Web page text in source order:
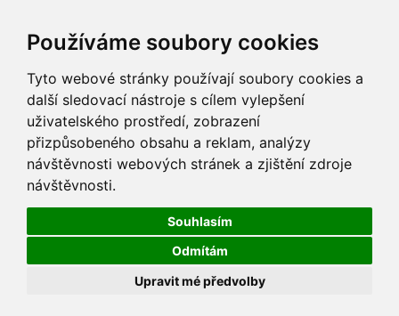
Používáme soubory cookies
Tyto webové stránky používají soubory cookies a
další sledovací nástroje s cílem vylepšení
uživatelského prostředí, zobrazení
přizpůsobeného obsahu a reklam, analýzy
návštěvnosti webových stránek a zjištění zdroje
návštěvnosti.
Souhlasím
Odmítám
Upravit mé předvolby